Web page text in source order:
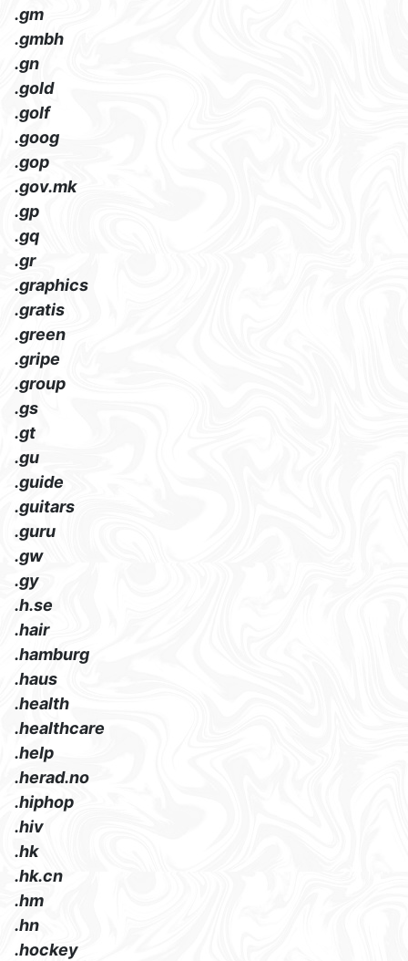
.gm
.gmbh
.gn
.gold
.golf
.goog
.gop
.gov.mk
.gp
.gq
.gr
.graphics
.gratis
.green
.gripe
.group
.gs
.gt
.gu
.guide
.guitars
.guru
.gw
.gy
.h.se
.hair
.hamburg
.haus
.health
.healthcare
.help
.herad.no
.hiphop
.hiv
.hk
.hk.cn
.hm
.hn
.hockey